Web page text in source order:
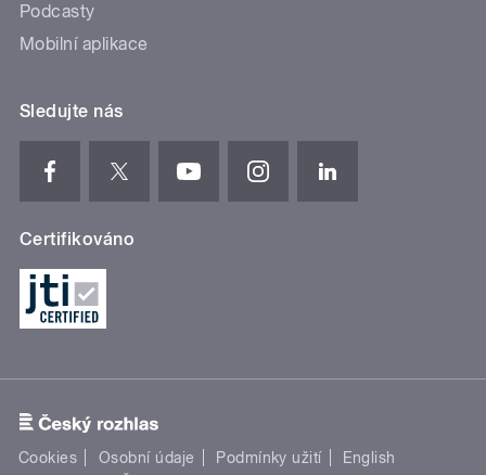
Podcasty
Mobilní aplikace
Sledujte nás
Certifikováno
Cookies Osobní údaje Podmínky užití
English